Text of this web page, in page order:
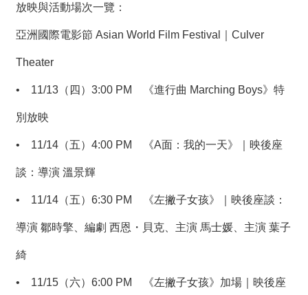
放映與活動場次一覽：
亞洲國際電影節 Asian World Film Festival｜Culver
Theater
• 11/13（四）3:00 PM 《進行曲 Marching Boys》特
別放映
• 11/14（五）4:00 PM 《A面：我的一天》｜映後座
談：導演 溫景輝
• 11/14（五）6:30 PM 《左撇子女孩》｜映後座談：
導演 鄒時擎、編劇 西恩・貝克、主演 馬士媛、主演 葉子
綺
• 11/15（六）6:00 PM 《左撇子女孩》加場｜映後座